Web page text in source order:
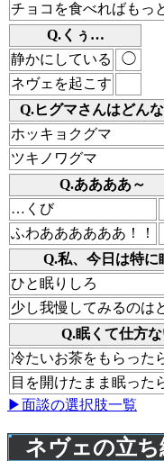
チョコを食べればもっ
Q.くぅ…
静かにしている
◯
ネヴェを起こす
Q.ヒグマさんはどん
ホッキョクグマ
ツキノワグマ
Q.ああああ～
…くび
ふわああああああ！！
Q.私、今日は特に
ひと眠りしろ
少し我慢してみるのは
Q.眠くて仕方な
冷たいお茶をもらった
目を開けたまま眠った
▶面談の選択肢一覧
ネヴェの立